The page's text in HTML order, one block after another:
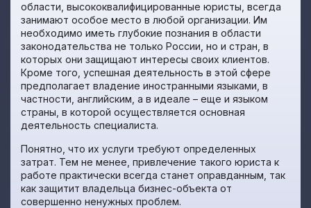
области, высококвалифицированные юристы, всегда
занимают особое место в любой организации. Им
необходимо иметь глубокие познания в области
законодательства не только России, но и стран, в
которых они защищают интересы своих клиентов.
Кроме того, успешная деятельность в этой сфере
предполагает владение иностранными языками, в
частности, английским, а в идеале – еще и языком
страны, в которой осуществляется основная
деятельность специалиста.
Понятно, что их услуги требуют определенных
затрат. Тем не менее, привлечение такого юриста к
работе практически всегда станет оправданным, так
как защитит владельца бизнес-объекта от
совершенно ненужных проблем.